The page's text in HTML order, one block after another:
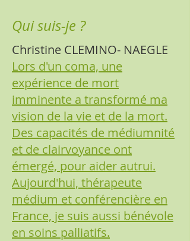
Qui suis-je ?
Christine CLEMINO- NAEGLE
Lors d'un coma, une
expérience de mort
imminente a transformé ma
vision de la vie et de la mort.
Des capacités de médiumnité
et de clairvoyance ont
émergé, pour aider autrui.
Aujourd'hui, thérapeute
médium et conférencière en
France, je suis aussi bénévole
en soins palliatifs.